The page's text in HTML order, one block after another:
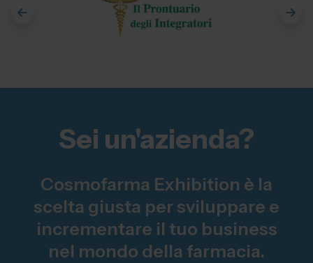
Sei un'azienda?
Cosmofarma Exhibition è la
scelta giusta per sviluppare e
incrementare il tuo business
nel mondo della farmacia.